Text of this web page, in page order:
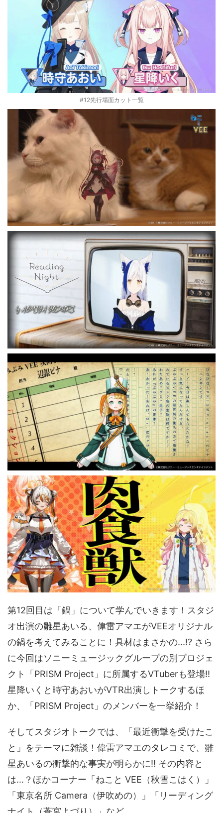
#12先行場面カット一覧
第12回目は「鍋」について学んでいきます！スタジ
オ出演の雛星あいる、偉雷アマエがVEEオリジナル
の鍋を考えてみることに！具材はまさかの...!? さら
に今回はソニーミュージックグループの別プロジェ
クト「PRISM Project」に所属するVTuberも登場!!
星降いくと時守あおいがVTR出演しトークするほ
か、「PRISM Project」のメンバーを一挙紹介！
そしてスタジオトークでは、「最近衝撃を受けたこ
と」をテーマに雑談！偉雷アマエのタレコミで、雛
星あいるの衝撃的な事実が明らかに!! その内容と
は...？ほかコーナー「ねこと VEE（秋雪こはく）」
「東京名所 Camera（伊吹めの）」「リーディング